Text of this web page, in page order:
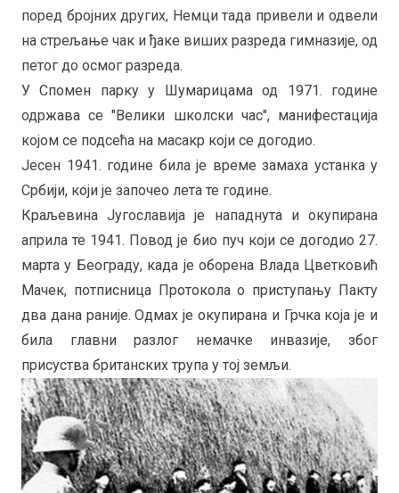
поред бројних других, Немци тада привели и одвели
на стрељање чак и ђаке виших разреда гимназије, од
петог до осмог разреда.
У Спомен парку у Шумарицама од 1971. године
одржава се "Велики школски час", манифестација
којом се подсећа на масакр који се догодио.
Јесен 1941. године била је време замаха устанка у
Србији, који је започео лета те године.
Краљевина Југославија је нападнута и окупирана
априла те 1941. Повод је био пуч који се догодио 27.
марта у Београду, када је оборена Влада Цветковић
Мачек, потписница Протокола о приступању Пакту
два дана раније. Одмах је окупирана и Грчка која је и
била главни разлог немачке инвазије, због
присуства британских трупа у тој земљи.